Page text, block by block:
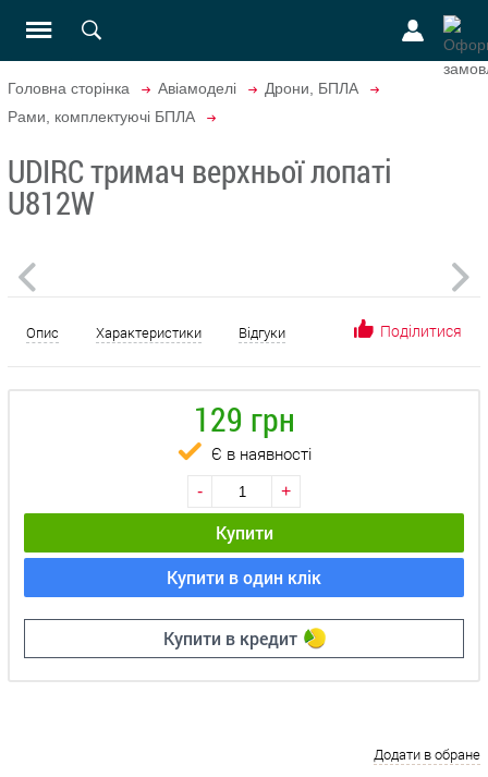
Головна сторінка Авіамоделі
Дрони, БПЛА
Рами, комплектуючі БПЛА
UDIRC тримач верхньої лопаті
U812W
Опис Характеристики Відгуки Поділитися
129 грн
Є в наявності
- +
Купити
Купити в один клік
Купити в кредит
Додати в обране